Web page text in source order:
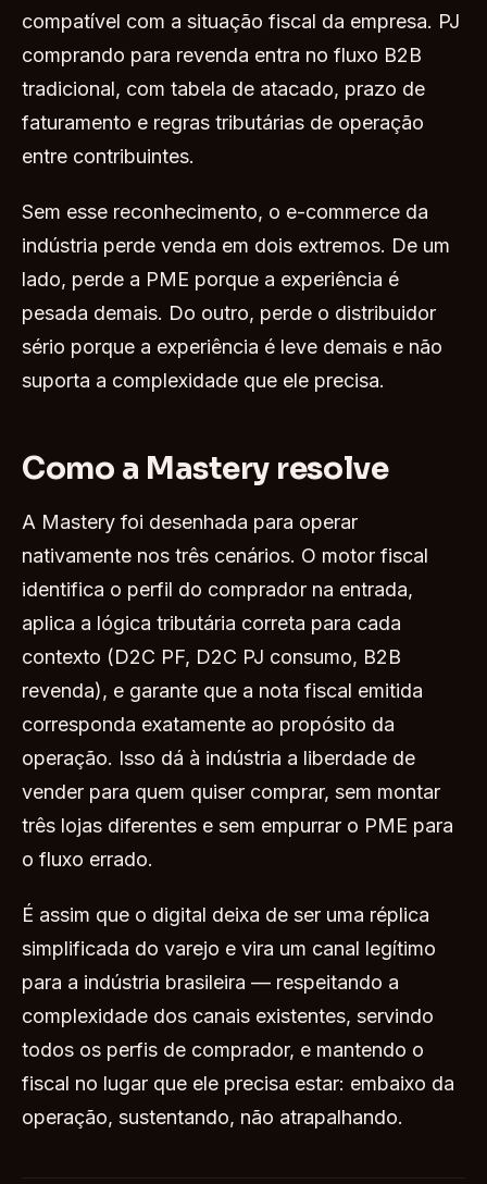
compatível com a situação fiscal da empresa. PJ
comprando para revenda entra no fluxo B2B
tradicional, com tabela de atacado, prazo de
faturamento e regras tributárias de operação
entre contribuintes.
Sem esse reconhecimento, o e-commerce da
indústria perde venda em dois extremos. De um
lado, perde a PME porque a experiência é
pesada demais. Do outro, perde o distribuidor
sério porque a experiência é leve demais e não
suporta a complexidade que ele precisa.
Como a Mastery resolve
A Mastery foi desenhada para operar
nativamente nos três cenários. O motor fiscal
identifica o perfil do comprador na entrada,
aplica a lógica tributária correta para cada
contexto (D2C PF, D2C PJ consumo, B2B
revenda), e garante que a nota fiscal emitida
corresponda exatamente ao propósito da
operação. Isso dá à indústria a liberdade de
vender para quem quiser comprar, sem montar
três lojas diferentes e sem empurrar o PME para
o fluxo errado.
É assim que o digital deixa de ser uma réplica
simplificada do varejo e vira um canal legítimo
para a indústria brasileira — respeitando a
complexidade dos canais existentes, servindo
todos os perfis de comprador, e mantendo o
fiscal no lugar que ele precisa estar: embaixo da
operação, sustentando, não atrapalhando.